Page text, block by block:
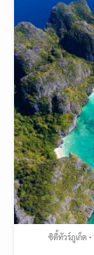
ซิตี้ทัวร์ภูเก็ต